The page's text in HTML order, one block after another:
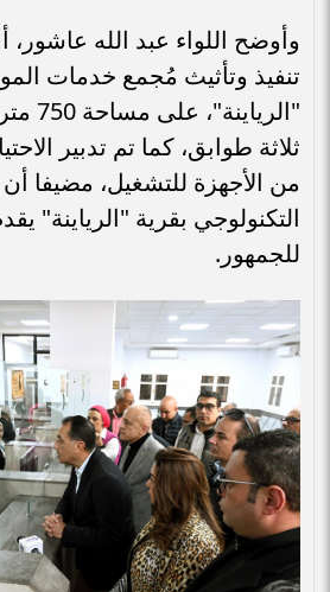
وأوضح اللواء عبد الله عاشور،
تنفيذ وتأثيث مُجمع خدمات
ثلاثة طوابق، كما تم تدبير
من الأجهزة للتشغيل، مضيفا أن
للجمهور.